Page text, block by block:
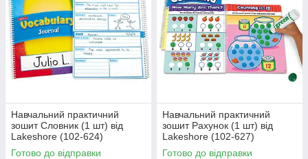
Навчальний практичний
зошит Словник (1 шт) від
Lakeshore (102-624)
Готово до відправки
Навчальний практичний
зошит Рахунок (1 шт) від
Lakeshore (102-627)
Готово до відправки